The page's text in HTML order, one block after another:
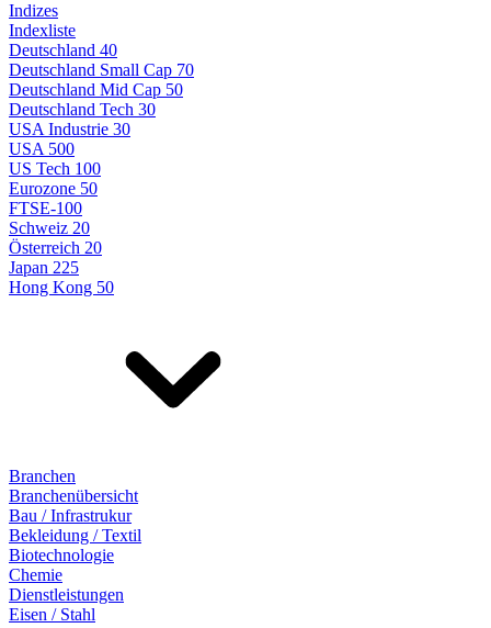
Indizes
Indexliste
Deutschland 40
Deutschland Small Cap 70
Deutschland Mid Cap 50
Deutschland Tech 30
USA Industrie 30
USA 500
US Tech 100
Eurozone 50
FTSE-100
Schweiz 20
Österreich 20
Japan 225
Hong Kong 50
Branchen
Branchenübersicht
Bau / Infrastrukur
Bekleidung / Textil
Biotechnologie
Chemie
Dienstleistungen
Eisen / Stahl